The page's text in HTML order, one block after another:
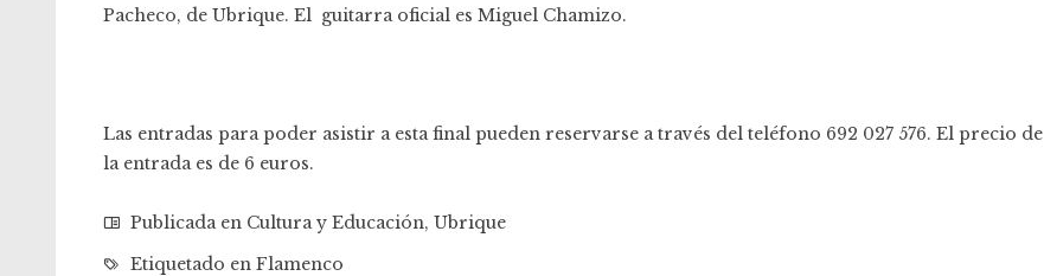
Pacheco, de Ubrique. El guitarra oficial es Miguel Chamizo.
Las entradas para poder asistir a esta final pueden reservarse a través del teléfono 692 027 576. El precio de
la entrada es de 6 euros.
Publicada en Cultura y Educación, Ubrique
Etiquetado en Flamenco